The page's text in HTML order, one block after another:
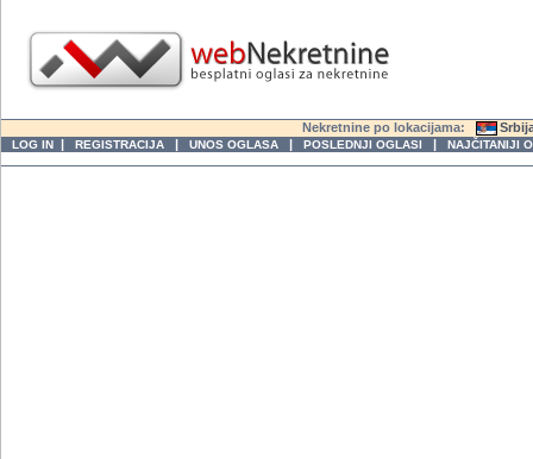
Nekretnine po lokacijama:
LOG IN | REGISTRACIJA | UNOS OGLASA | POSLEDNJI OGLASI | NAJČITANIJI